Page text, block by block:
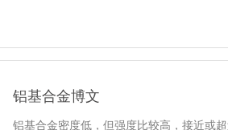
铝基合金博文
铝基合金密度低，但强度比较高，接近或